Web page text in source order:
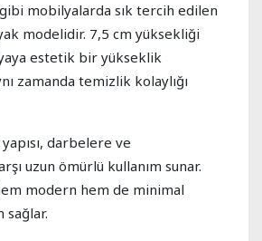
mobilyalarda sık tercih edilen
modelidir. 7,5 cm yüksekliği
estetik bir yükseklik
zamanda temizlik kolaylığı
darbelere ve
uzun ömürlü kullanım sunar.
modern hem de minimal
sağlar.